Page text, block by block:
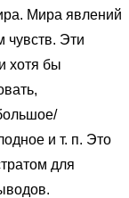
Мира явлений
чувств. Эти
хотя бы
и т. п. Это
для